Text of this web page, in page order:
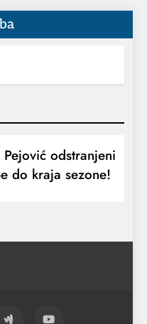
Pejović odstranjeni
do kraja sezone!